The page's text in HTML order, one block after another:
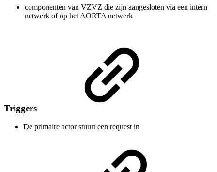
componenten van VZVZ die zijn aangesloten via een intern
netwerk of op het AORTA netwerk
Triggers
De primaire actor stuurt een request in